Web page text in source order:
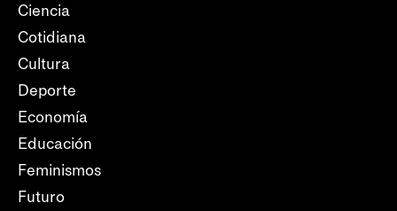
Ciencia
Cotidiana
Cultura
Deporte
Economía
Educación
Feminismos
Futuro